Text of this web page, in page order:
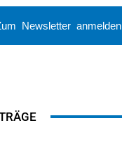
Newsletter anmelden